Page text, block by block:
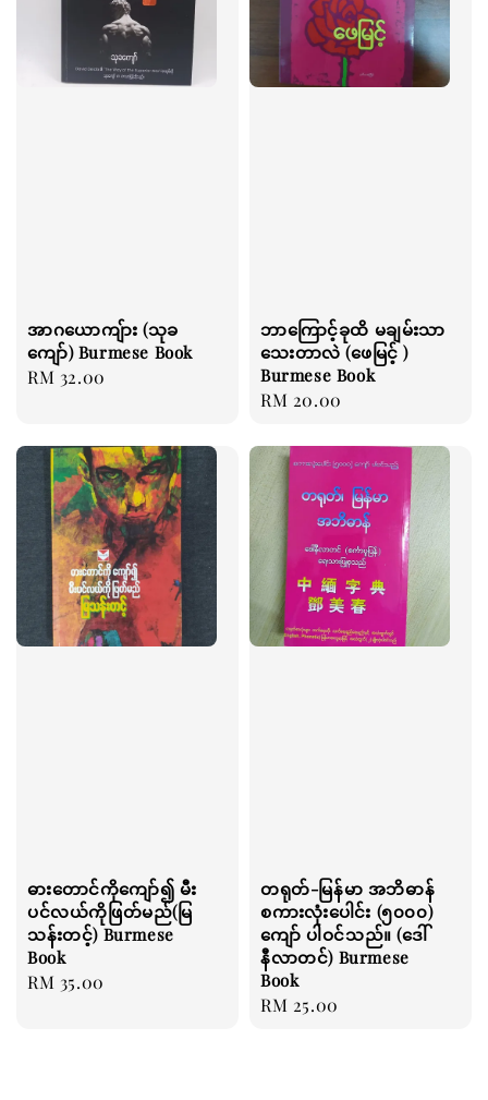
အာဂယောကျ်ား (သုခ
ကျော်) Burmese Book
Regular
RM 32.00
ဘာကြောင့်ခုထိ မချမ်းသာ
သေးတာလဲ (ဖေမြင့် )
Burmese Book
Regular
RM 20.00
ဓားတောင်ကိုကျော်၍ မီး
ပင်လယ်ကိုဖြတ်မည်(မြ
သန်းတင့်) Burmese
Book
Regular
RM 35.00
တရုတ်-မြန်မာ အဘိဓာန်
စကားလုံးပေါင်း (၅၀၀၀)
ကျော် ပါဝင်သည်။ (ဒေါ်
နီလာတင်) Burmese
Book
Regular
RM 25.00